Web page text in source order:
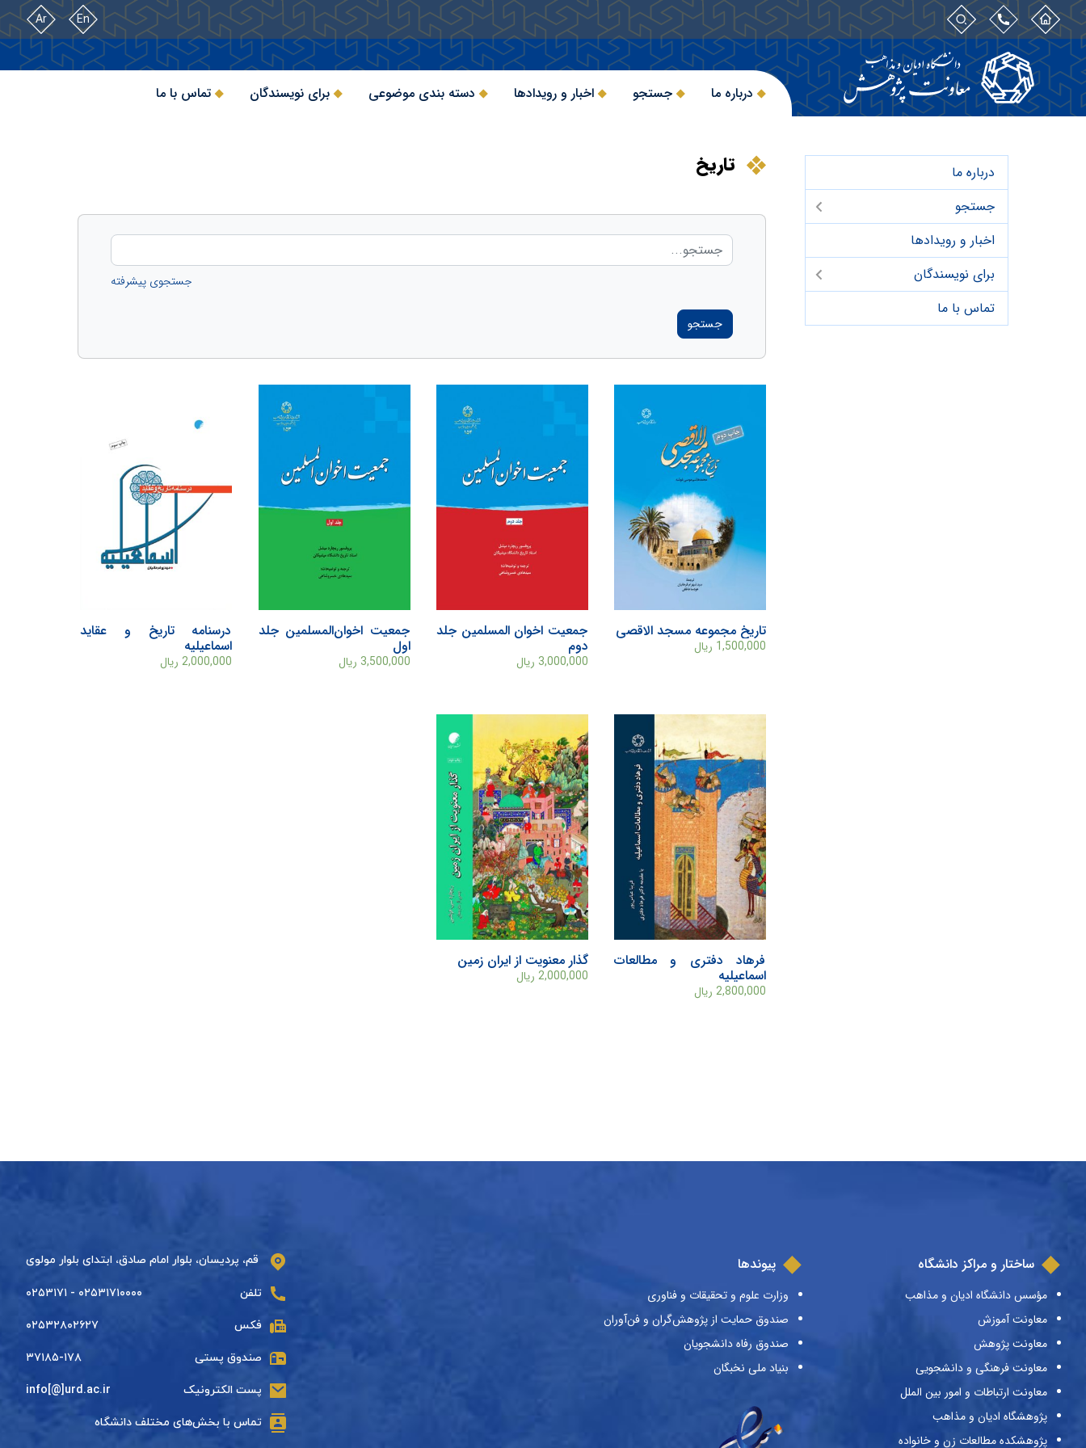
En
Ar
درباره ما جستجو اخبار و رویدادها دسته بندی موضوعی برای نویسندگان تماس با ما
درباره ما
جستجو
اخبار و رویدادها
برای نویسندگان
تماس با ما
تاریخ
جستجوی پیشرفته
جستجو
تاريخ مجموعه مسجد الاقصی
1,500,000 ریال
جمعيت اخوان‌ المسلمين جلد
دوم
3,000,000 ریال
جمعيت اخوان‌المسلمين جلد
اول
3,500,000 ریال
درسنامه تاریخ و عقاید
اسماعیلیه
2,000,000 ریال
فرهاد دفتری و مطالعات
اسماعیلیه
2,800,000 ریال
گذار معنویت از ایران زمین
2,000,000 ریال
ساختار و مراکز دانشگاه
مؤسس دانشگاه ادیان و مذاهب
معاونت آموزش
معاونت پژوهش
معاونت فرهنگی و دانشجویی
معاونت ارتباطات و امور بین الملل
پژوهشگاه ادیان و مذاهب
پژوهشکده مطالعات زن و خانواده
پیوندها
وزارت علوم و تحقیقات و فناوری
صندوق حمایت از پژوهش‌گران و فن‌آوران
صندوق رفاه دانشجویان
بنیاد ملی نخبگان
قم، پردیسان، بلوار امام صادق، ابتدای بلوار مولوی
تلفن ۰۲۵۳۱۷۱۰۰۰۰ - ۰۲۵۳۱۷۱
فکس ۰۲۵۳۲۸۰۲۶۲۷
صندوق پستی ۳۷۱۸۵-۱۷۸
پست الکترونیک info[@]urd.ac.ir
تماس با بخش‌های مختلف دانشگاه